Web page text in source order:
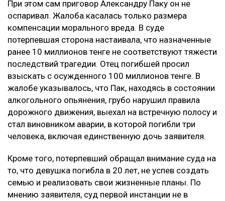
При этом сам приговор Александру Паку он не
оспаривал. Жалоба касалась только размера
компенсации морального вреда. В суде
потерпевшая сторона настаивала, что назначенные
ранее 10 миллионов тенге не соответствуют тяжести
последствий трагедии. Отец погибшей просил
взыскать с осужденного 100 миллионов тенге. В
жалобе указывалось, что Пак, находясь в состоянии
алкогольного опьянения, грубо нарушил правила
дорожного движения, выехал на встречную полосу и
стал виновником аварии, в которой погибли три
человека, включая единственную дочь заявителя.
Кроме того, потерпевший обращал внимание суда на
то, что девушка погибла в 20 лет, не успев создать
семью и реализовать свои жизненные планы. По
мнению заявителя, суд первой инстанции не в